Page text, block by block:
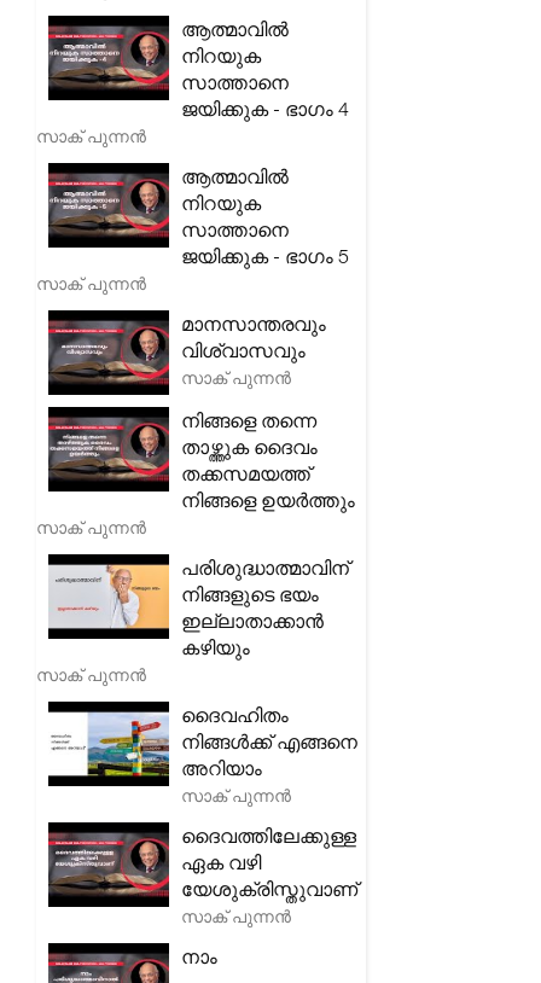
ആത്മാവിൽ
നിറയുക
സാത്താനെ
ജയിക്കുക - ഭാഗം 4
സാക് പുന്നൻ
ആത്മാവിൽ
നിറയുക
സാത്താനെ
ജയിക്കുക - ഭാഗം 5
സാക് പുന്നൻ
മാനസാന്തരവും
വിശ്വാസവും
സാക് പുന്നൻ
നിങ്ങളെ തന്നെ
താഴ്ത്തുക ദൈവം
തക്കസമയത്ത്
നിങ്ങളെ ഉയർത്തും
സാക് പുന്നൻ
പരിശുദ്ധാത്മാവിന്
നിങ്ങളുടെ ഭയം
ഇല്ലാതാക്കാൻ
കഴിയും
സാക് പുന്നൻ
ദൈവഹിതം
നിങ്ങൾക്ക് എങ്ങനെ
അറിയാം
സാക് പുന്നൻ
ദൈവത്തിലേക്കുള്ള
ഏക വഴി
യേശുക്രിസ്തുവാണ്
സാക് പുന്നൻ
നാം